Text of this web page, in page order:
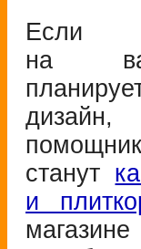
Если
на
дизайн,
станут
и